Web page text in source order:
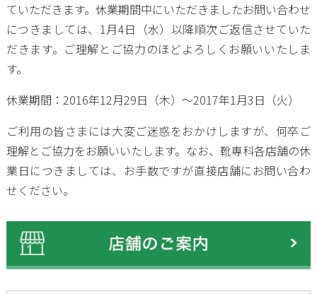
ていただきます。休業期間中にいただきましたお問い合わせ
につきましては、1月4日（水）以降順次ご返信させていた
だきます。ご理解とご協力のほどよろしくお願いいたしま
す。
休業期間：2016年12月29日（木）～2017年1月3日（火）
ご利用の皆さまには大変ご迷惑をおかけしますが、何卒ご
理解とご協力をお願いいたします。なお、靴専科各店舗の休
業日につきましては、お手数ですが直接店舗にお問い合わ
せください。